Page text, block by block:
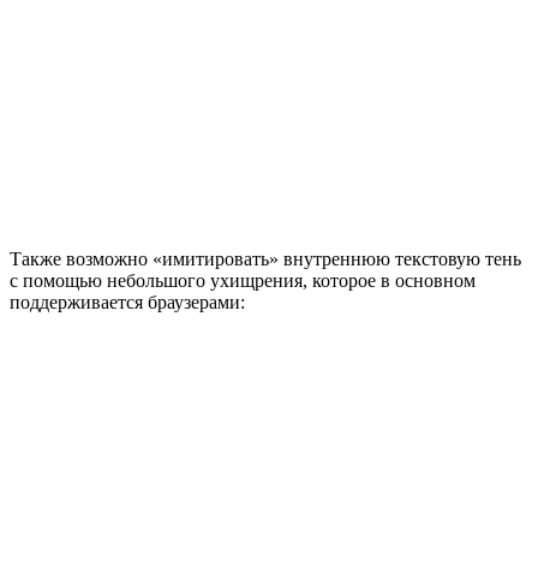
Также возможно «имитировать» внутреннюю текстовую тень
с помощью небольшого ухищрения, которое в основном
поддерживается браузерами: